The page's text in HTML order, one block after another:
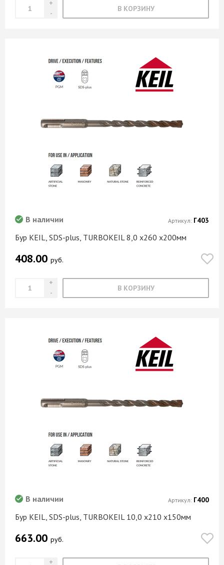
В КОРЗИНУ
Бур KEIL, SDS-plus, TURBOKEIL 8,0 х260 х200мм
В наличии
408.00 руб.
В КОРЗИНУ
Артикул: Г403
Бур KEIL, SDS-plus, TURBOKEIL 10,0 х210 х150мм
В наличии
663.00 руб.
Артикул: Г400